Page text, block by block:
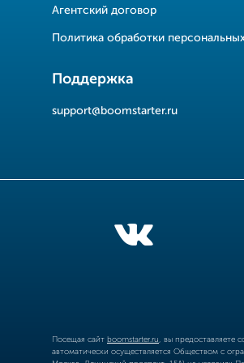
Агентский договор
Политика обработки
Поддержка
support@boomstarter.ru
Посещая сайт boomstarter.ru , вы предоставляете
автоматически осуществляется Обществом с